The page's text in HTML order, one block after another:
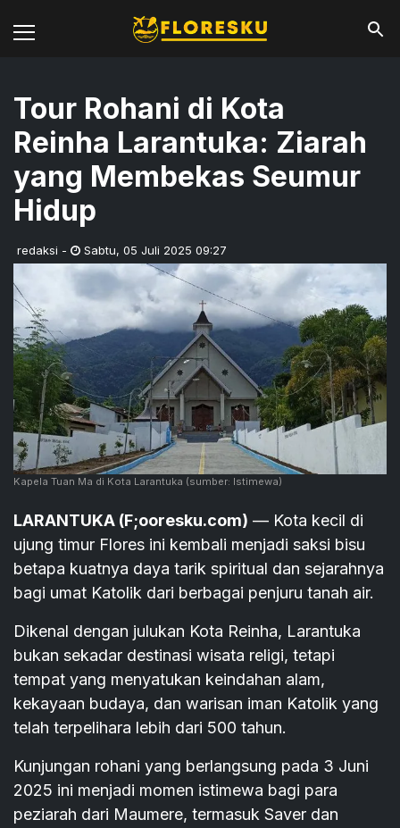
Tour Rohani di Kota
Reinha Larantuka: Ziarah
yang Membekas Seumur
Hidup
redaksi - Sabtu, 05 Juli 2025 09:27
Kapela Tuan Ma di Kota Larantuka (sumber: Istimewa)
LARANTUKA (F;ooresku.com) — Kota kecil di
ujung timur Flores ini kembali menjadi saksi bisu
betapa kuatnya daya tarik spiritual dan sejarahnya
bagi umat Katolik dari berbagai penjuru tanah air.
Dikenal dengan julukan Kota Reinha, Larantuka
bukan sekadar destinasi wisata religi, tetapi
tempat yang menyatukan keindahan alam,
kekayaan budaya, dan warisan iman Katolik yang
telah terpelihara lebih dari 500 tahun.
Kunjungan rohani yang berlangsung pada 3 Juni
2025 ini menjadi momen istimewa bagi para
peziarah dari Maumere, termasuk Saver dan